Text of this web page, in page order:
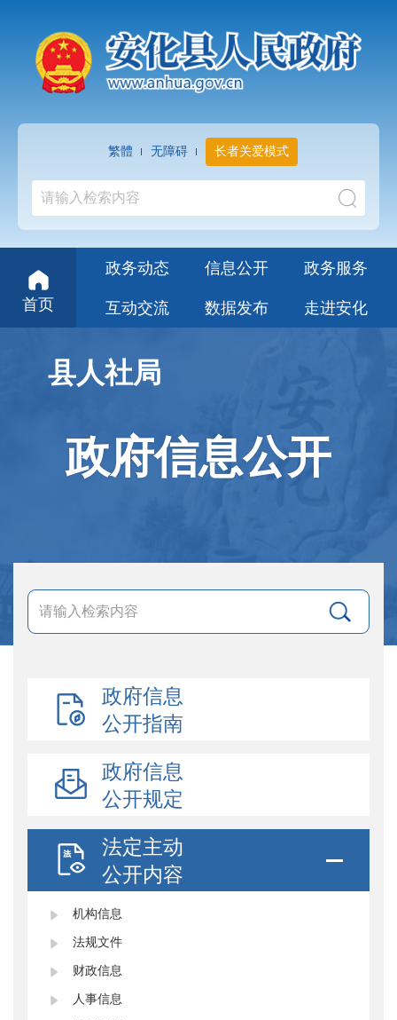
繁體 无障碍 长者关爱模式
首页
政务动态 信息公开 政务服务
互动交流 数据发布 走进安化
县人社局
政府信息公开
政府信息
公开指南
政府信息
公开规定
法定主动
公开内容
机构信息
法规文件
财政信息
人事信息